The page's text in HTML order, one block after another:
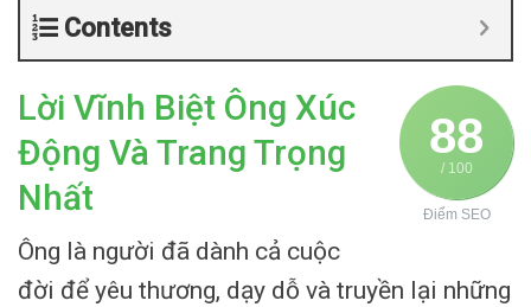
Contents
88
/ 100
Điểm SEO
Lời Vĩnh Biệt Ông Xúc
Động Và Trang Trọng
Nhất
Ông là người đã dành cả cuộc
đời để yêu thương, dạy dỗ và truyền lại những